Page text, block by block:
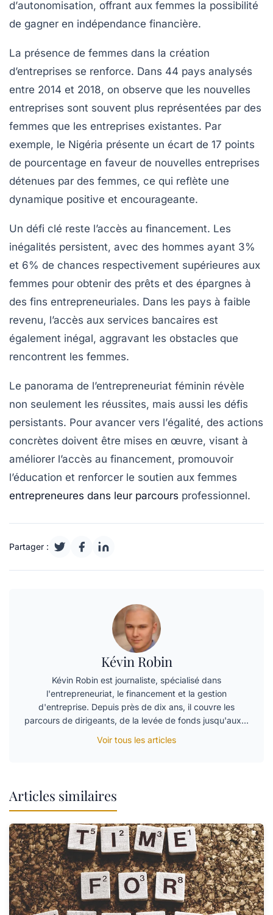
d’autonomisation, offrant aux femmes la possibilité
de gagner en indépendance financière.
La présence de femmes dans la création
d’entreprises se renforce. Dans 44 pays analysés
entre 2014 et 2018, on observe que les nouvelles
entreprises sont souvent plus représentées par des
femmes que les entreprises existantes. Par
exemple, le Nigéria présente un écart de 17 points
de pourcentage en faveur de nouvelles entreprises
détenues par des femmes, ce qui reflète une
dynamique positive et encourageante.
Un défi clé reste l’accès au financement. Les
inégalités persistent, avec des hommes ayant 3%
et 6% de chances respectivement supérieures aux
femmes pour obtenir des prêts et des épargnes à
des fins entrepreneuriales. Dans les pays à faible
revenu, l’accès aux services bancaires est
également inégal, aggravant les obstacles que
rencontrent les femmes.
Le panorama de l’entrepreneuriat féminin révèle
non seulement les réussites, mais aussi les défis
persistants. Pour avancer vers l’égalité, des actions
concrètes doivent être mises en œuvre, visant à
améliorer l’accès au financement, promouvoir
l’éducation et renforcer le soutien aux femmes
entrepreneures dans leur parcours professionnel.
Partager :
Kévin Robin
Kévin Robin est journaliste, spécialisé dans
l'entrepreneuriat, le financement et la gestion
d'entreprise. Depuis près de dix ans, il couvre les
parcours de dirigeants, de la levée de fonds jusqu'aux…
Voir tous les articles
Articles similaires